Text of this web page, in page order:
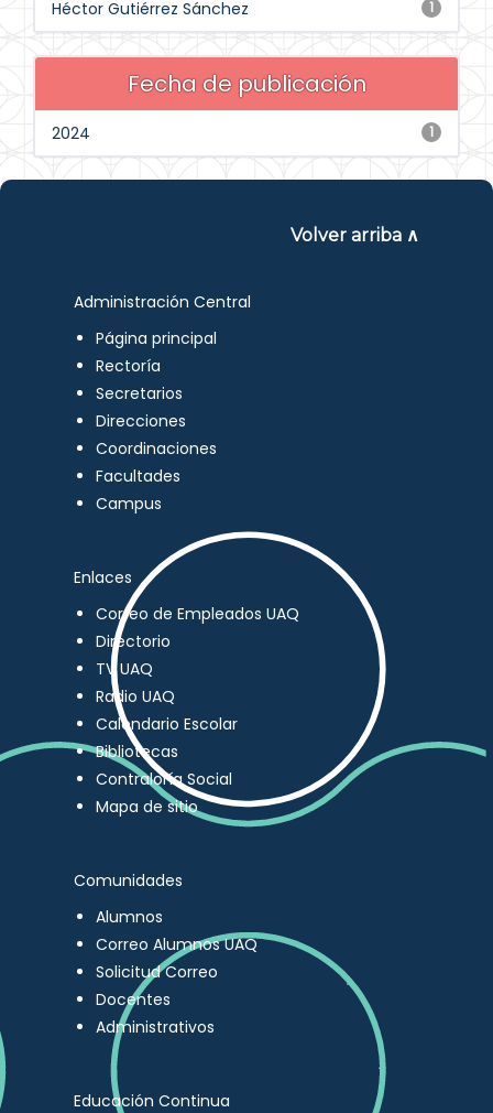
1
Héctor Gutiérrez Sánchez
Fecha de publicación
1
2024
Volver arriba ∧
Administración Central
Página principal
Rectoría
Secretarios
Direcciones
Coordinaciones
Facultades
Campus
Enlaces
Correo de Empleados UAQ
Directorio
TV UAQ
Radio UAQ
Calendario Escolar
Bibliotecas
Contraloría Social
Mapa de sitio
Comunidades
Alumnos
Correo Alumnos UAQ
Solicitud Correo
Docentes
Administrativos
Educación Continua